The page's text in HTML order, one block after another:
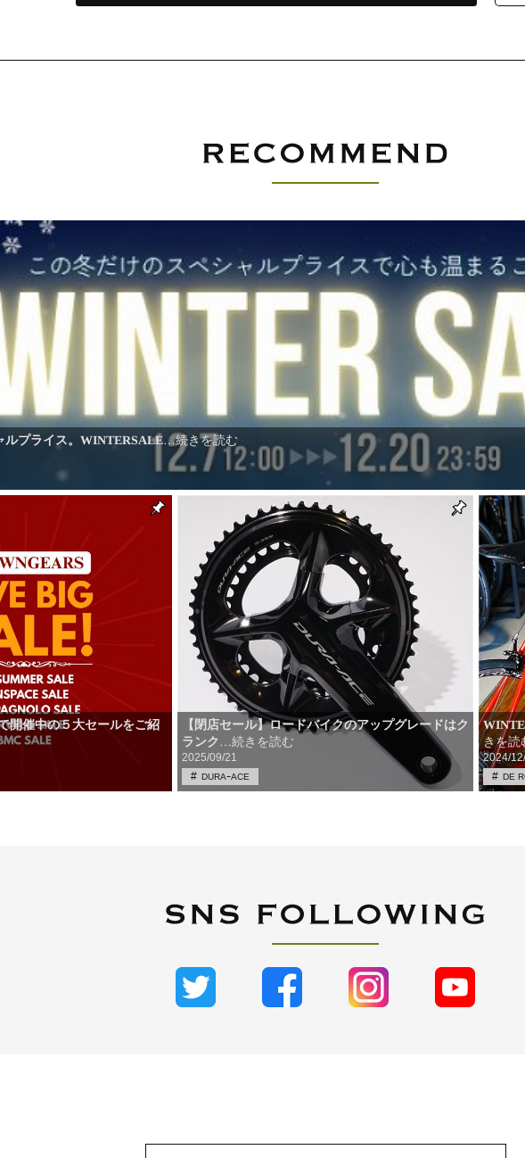
ルプライス。WINTERSALE…続きを読む
開催中の５大セールをご紹 【閉店セール】ロードバイクのアップグレードはク
ランク…続きを読む
2025/09/21
DURAｰACE
きを読
2024/
DE